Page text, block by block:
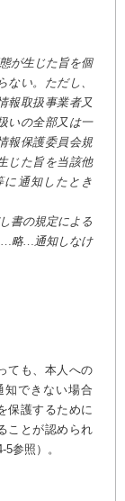
が生じた旨を個
い。ただし、
報取扱事業者又
いの全部又は一
報保護委員会規
じた旨を当該他
通知したとき
書の規定による
…略…通知しなけ
ても、本人への
知できない場合
保護するために
ことが認められ
参照）。